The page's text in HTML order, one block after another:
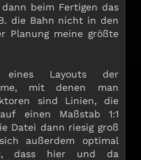
beim Fertigen das
die Bahn nicht in den
Planung meine größte
eines Layouts der
mit denen man
sind Linien, die
einen Maßstab 1:1
Datei dann riesig groß
außerdem optimal
dass hier und da